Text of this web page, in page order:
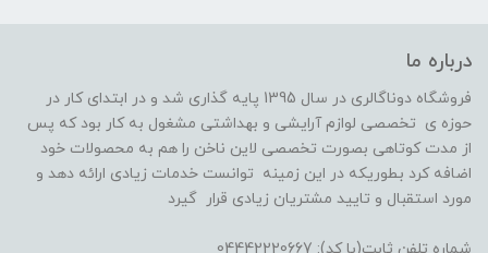
درباره ما
فروشگاه دوناگالری در سال 1395 پایه گذاری شد و در ابتدای کار در
حوزه ی تخصصی لوازم آرایشی و بهداشتی مشغول به کار بود که پس
از مدت کوتاهی بصورت تخصصی لاین ناخن را هم به محصولات خود
اضافه کرد بطوریکه در این زمینه توانست خدمات زیادی ارائه دهد و
مورد استقبال و تایید مشتریان زیادی قرار گیرد